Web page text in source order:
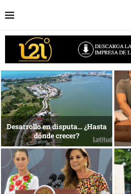
Bottega, un viaje servido a la
mesa